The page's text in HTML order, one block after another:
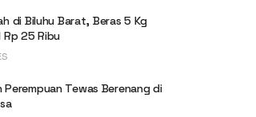
di Biluhu Barat, Beras 5 Kg
Rp 25 Ribu
Perempuan Tewas Berenang di